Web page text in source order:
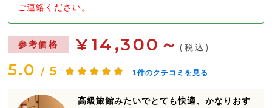
ご連絡ください。
参考価格 ¥14,300～ (税込)
5.0 / 5 1件のクチコミを見る
高級旅館みたいでとても快適、かなりおす